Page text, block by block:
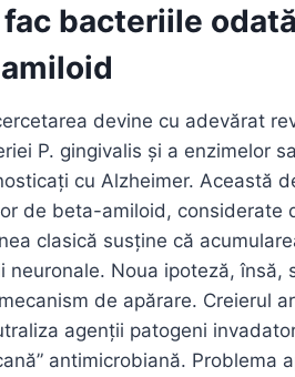
fac bacteriile
devine cu adevărat
P. gingivalis și a enzimelor
cu Alzheimer. Această
de beta-amiloid, considerate
clasică susține că
neuronale. Noua ipoteză,
de apărare. Creierul
agenții patogeni
antimicrobiană.